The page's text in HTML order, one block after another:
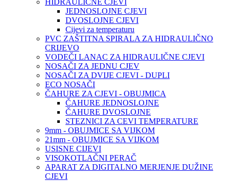
HIDRAULIČNE CJEVI
JEDNOSLOJNE CJEVI
DVOSLOJNE CJEVI
Cijevi za temperaturu
PVC ZAŠTITNA SPIRALA ZA HIDRAULIČNO
CRIJEVO
VODEČI LANAC ZA HIDRAULIČNE CJEVI
NOSAČI ZA JEDNU CJEV
NOSAČI ZA DVIJE CJEVI - DUPLI
ECO NOSAČI
ČAHURE ZA CJEVI - OBUJMICA
ČAHURE JEDNOSLOJNE
ČAHURE DVOSLOJNE
STEZNICI ZA CEVI TEMPERATURE
9mm - OBUJMICE SA VIJKOM
21mm - OBUJMICE SA VIJKOM
USISNE CIJEVI
VISOKOTLAČNI PERAČ
APARAT ZA DIGITALNO MERJENJE DUŽINE
CJEVI